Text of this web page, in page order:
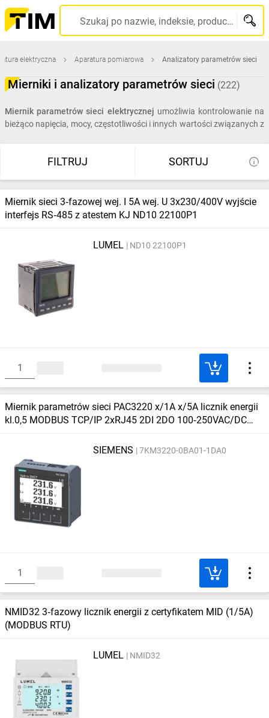
Szukaj po nazwie, indeksie, producencie, kodzie kreskowym...
elektryczna Aparatura pomiarowa Analizatory parametrów sieci
Mierniki i analizatory parametrów sieci (222)
Miernik parametrów sieci elektrycznej umożliwia kontrolowanie na
bieżąco napięcia, mocy, częstotliwości i innych wartości związanych z
na wyświetlaczach. Niektóre
analizatory parametrów sieci
FILTRUJ SORTUJ
Miernik sieci 3‑fazowej wej. I 5A wej. U 3x230/400V wyjście
interfejs RS‑485 z atestem KJ ND10 22100P1
LUMEL ND10 22100P1
Miernik parametrów sieci PAC3220 x/1A x/5A licznik energii
kl.0,5 MODBUS TCP/IP 2xRJ45 2DI 2DO 100‑250VAC/DC
SIEMENS
7KM3220-0BA01-1DA0
NMID32 3‑fazowy licznik energii z certyfikatem MID (1/5A)
(MODBUS RTU)
LUMEL NMID32